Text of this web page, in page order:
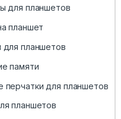
для планшетов
планшет
для планшетов
памяти
перчатки для планшетов
планшетов